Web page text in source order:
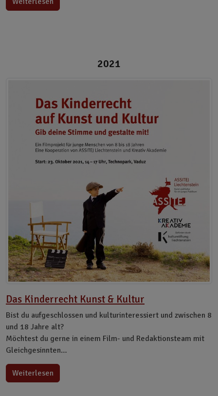
2021
Das Kinderrecht Kunst & Kultur
Bist du aufgeschlossen und kulturinteressiert und zwischen 8
und 18 Jahre alt?
Möchtest du gerne in einem Film- und Redaktionsteam mit
Gleichgesinnten…
Weiterlesen